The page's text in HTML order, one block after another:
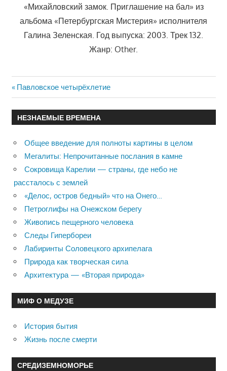
«Михайловский замок. Приглашение на бал» из
альбома «Петербургская Мистерия» исполнителя
Галина Зеленская. Год выпуска: 2003. Трек 132.
Жанр: Other.
Навигация
по
записям
Previous
Post:
Павловское четырёхлетие
НЕЗНАЕМЫЕ ВРЕМЕНА
Общее введение для полноты картины в целом
Мегалиты: Непрочитанные послания в камне
Сокровища Карелии — страны, где небо не
рассталось с землей
«Делос, остров бедный» что на Онего…
Петроглифы на Онежском берегу
Живопись пещерного человека
Следы Гипербореи
Лабиринты Соловецкого архипелага
Природа как творческая сила
Архитектура — «Вторая природа»
МИФ О МЕДУЗЕ
История бытия
Жизнь после смерти
СРЕДИЗЕМНОМОРЬЕ